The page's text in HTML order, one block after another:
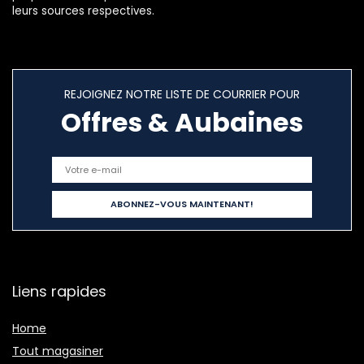
leurs sources respectives.
REJOIGNEZ NOTRE LISTE DE COURRIER POUR
Offres & Aubaines
Liens rapides
Home
Tout magasiner